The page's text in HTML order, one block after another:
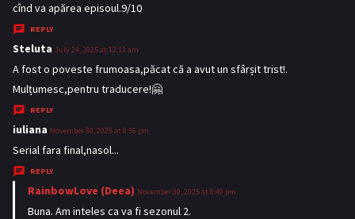
a
s
:
cînd va apărea episoul.9/10
REPLY
Steluta s
a
y
s
:
July 24, 2025 at 12:11 am
A fost o poveste frumoasa,păcat că a avut un sfârșit trist!.
Mulțumesc,pentru traducere!🤗
REPLY
iuliana s
a
y
s
:
November 30, 2025 at 8:36 pm
Serial fara final,nasol...
REPLY
RainbowLove (Deea) s
a
November 30, 2025 at 8:49 pm
Buna. Am inteles ca va fi sezonul 2.